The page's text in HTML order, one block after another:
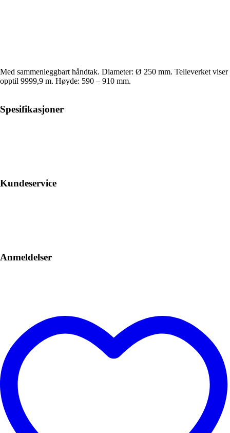
Med sammenleggbart håndtak. Diameter: Ø 250 mm. Telleverket viser
opptil 9999,9 m. Høyde: 590 – 910 mm.
Spesifikasjoner
Kundeservice
Anmeldelser